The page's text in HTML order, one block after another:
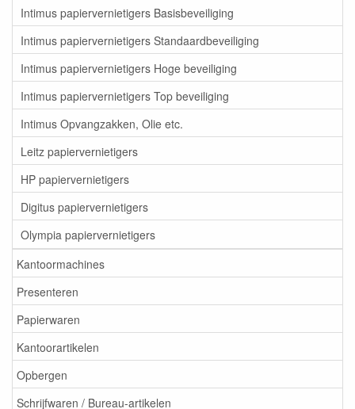
Intimus papiervernietigers Basisbeveiliging
Intimus papiervernietigers Standaardbeveiliging
Intimus papiervernietigers Hoge beveiliging
Intimus papiervernietigers Top beveiliging
Intimus Opvangzakken, Olie etc.
Leitz papiervernietigers
HP papiervernietigers
Digitus papiervernietigers
Olympia papiervernietigers
Kantoormachines
Presenteren
Papierwaren
Kantoorartikelen
Opbergen
Schrijfwaren / Bureau-artikelen